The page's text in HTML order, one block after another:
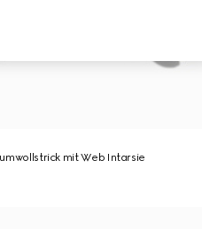
mit Web Intarsie